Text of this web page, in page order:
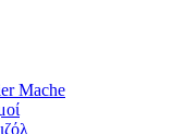
Mache